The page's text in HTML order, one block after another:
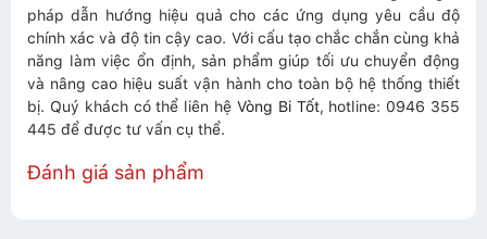
pháp dẫn hướng hiệu quả cho các ứng dụng yêu cầu độ
chính xác và độ tin cậy cao. Với cấu tạo chắc chắn cùng khả
năng làm việc ổn định, sản phẩm giúp tối ưu chuyển động
và nâng cao hiệu suất vận hành cho toàn bộ hệ thống thiết
bị. Quý khách có thể liên hệ Vòng Bi Tốt, hotline: 0946 355
445 để được tư vấn cụ thể.
Đánh giá sản phẩm